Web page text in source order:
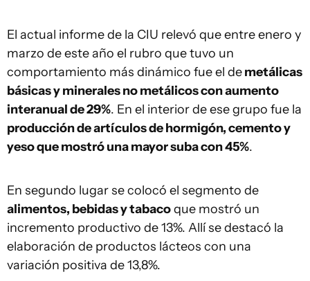
El actual informe de la CIU relevó que entre enero y
marzo de este año el rubro que tuvo un
comportamiento más dinámico fue el demetálicas
básicas y minerales no metálicos con aumento
interanual de 29%. En el interior de ese grupo fue la
producción de artículos de hormigón, cemento y
yeso que mostró una mayor suba con 45%.
En segundo lugar se colocó el segmento de
alimentos, bebidas y tabacoque mostró un
incremento productivo de 13%. Allí se destacó la
elaboración de productos lácteos con una
variación positiva de 13,8%.